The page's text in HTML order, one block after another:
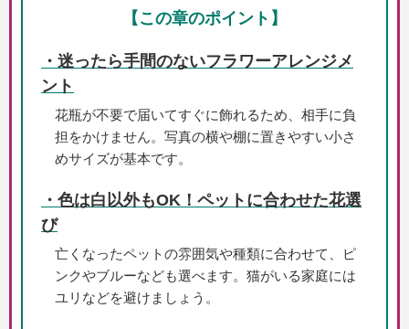
【この章のポイント】
・迷ったら手間のないフラワーアレンジメ
ント
花瓶が不要で届いてすぐに飾れるため、相手に負
担をかけません。写真の横や棚に置きやすい小さ
めサイズが基本です。
・色は白以外もOK！ペットに合わせた花選
び
亡くなったペットの雰囲気や種類に合わせて、ピ
ンクやブルーなども選べます。猫がいる家庭には
ユリなどを避けましょう。